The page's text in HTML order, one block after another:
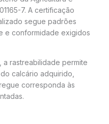
7. A certificação
segue padrões
e conformidade exigidos
rastreabilidade permite
calcário adquirido,
corresponda às